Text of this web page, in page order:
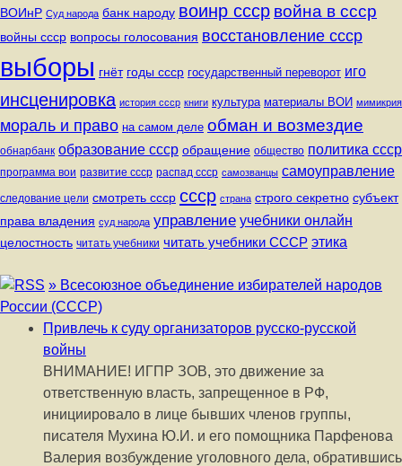
ВОИнР Суд народа банк народу воинр ссср война в ссср
войны ссср вопросы голосования восстановление ссср
выборы гнёт годы ссср государственный переворот иго
инсценировка история ссср книги культура материалы ВОИ мимикрия
мораль и право на самом деле обман и возмездие
обнарбанк образование ссср обращение общество политика ссср
программа вои развитие ссср распад ссср самозванцы самоуправление
следование цели смотреть ссср ссср страна строго секретно субъект
права владения суд народа управление учебники онлайн
целостность читать учебники читать учебники СССР этика
» Всесоюзное объединение избирателей народов
России (СССР)
Привлечь к суду организаторов русско-русской
войны
ВНИМАНИЕ! ИГПР ЗОВ, это движение за
ответственную власть, запрещенное в РФ,
инициировало в лице бывших членов группы,
писателя Мухина Ю.И. и его помощника Парфенова
Валерия возбуждение уголовного дела, обратившись